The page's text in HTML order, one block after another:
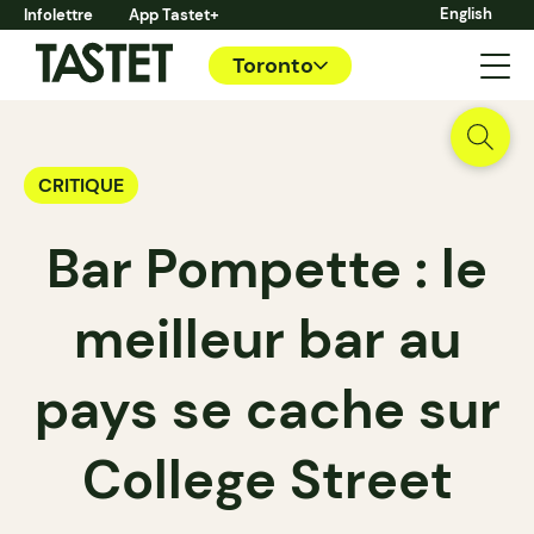
Infolettre App Tastet+ English
Toronto
CRITIQUE
Bar Pompette : le
meilleur bar au
pays se cache sur
College Street